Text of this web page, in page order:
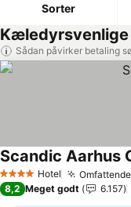
Sorter
Kæledyrsvenlige
Sådan påvirker betaling
4 StjernerHotel
Scandic Aarhus
8,2 Meget godt 6.157